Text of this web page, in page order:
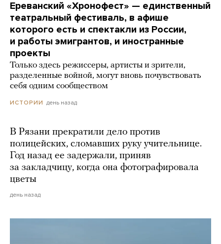
Ереванский «Хронофест» — единственный
театральный фестиваль, в афише
которого есть и спектакли из России,
и работы эмигрантов, и иностранные
проекты
Только здесь режиссеры, артисты и зрители,
разделенные войной, могут вновь почувствовать
себя одним сообществом
ИСТОРИИ день назад
В Рязани прекратили дело против
полицейских, сломавших руку учительнице.
Год назад ее задержали, приняв
за закладчицу, когда она фотографировала
цветы
день назад